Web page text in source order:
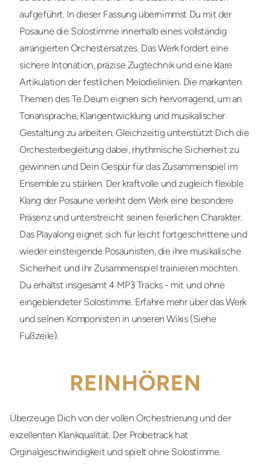
aufgeführt. In dieser Fassung übernimmst Du mit der
Posaune die Solostimme innerhalb eines vollständig
arrangierten Orchestersatzes. Das Werk fordert eine
sichere Intonation, präzise Zugtechnik und eine klare
Artikulation der festlichen Melodielinien. Die markanten
Themen des Te Deum eignen sich hervorragend, um an
Tonansprache, Klangentwicklung und musikalischer
Gestaltung zu arbeiten. Gleichzeitig unterstützt Dich die
Orchesterbegleitung dabei, rhythmische Sicherheit zu
gewinnen und Dein Gespür für das Zusammenspiel im
Ensemble zu stärken. Der kraftvolle und zugleich flexible
Klang der Posaune verleiht dem Werk eine besondere
Präsenz und unterstreicht seinen feierlichen Charakter.
Das Playalong eignet sich für leicht fortgeschrittene und
wieder einsteigende Posaunisten, die ihre musikalische
Sicherheit und ihr Zusammenspiel trainieren möchten.
Du erhältst insgesamt 4 MP3 Tracks - mit und ohne
eingeblendeter Solostimme. Erfahre mehr über das Werk
und seinen Komponisten in unseren Wikis (Siehe
Fußzeile).
REINHÖREN
Überzeuge Dich von der vollen Orchestrierung und der
exzellenten Klankqualität. Der Probetrack hat
Orginalgeschwindigkeit und spielt ohne Solostimme.